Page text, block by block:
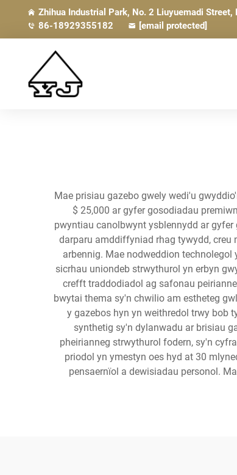
Zhihua Industrial Park, No. 2 Liuyuemadi
86-18929355182
[email protected]
Mae prisiau gazebo gwely wedi'u
$ 25,000 ar gyfer gosodiadau
pwyntiau canolbwynt ysblennydd ar
darparu amddiffyniad rhag tywydd,
arbennig. Mae nodweddion
sicrhau uniondeb strwythurol yn erbyn
crefft traddodiadol ag safonau
bwytai thema sy'n chwilio am estheteg
y gazebos hyn yn weithredol trwy bob
synthetig sy'n dylanwadu ar brisiau
pheirianneg strwythurol fodern, sy'n
priodol yn ymestyn oes hyd at 30
pensaernïol a dewisiadau personol.